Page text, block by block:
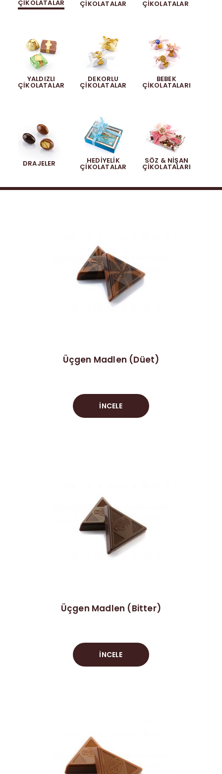
Akide Şekeri
ÇIKOLATALAR ÇIKOLATALAR ÇIKOLATALAR
YALDIZLI
ÇIKOLATALAR
DEKORLU
ÇIKOLATALAR
BEBEK
ÇIKOLATALARI
DRAJELER HEDIYELIK
ÇIKOLATALAR
SÖZ & NIŞAN
ÇIKOLATALARI
Üçgen Madlen (Düet)
İNCELE
Üçgen Madlen (Bitter)
İNCELE